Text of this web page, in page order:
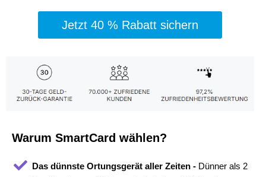
Jetzt 40 % Rabatt sichern
Warum SmartCard wählen?
Das dünnste Ortungsgerät aller Zeiten -Dünner als 2